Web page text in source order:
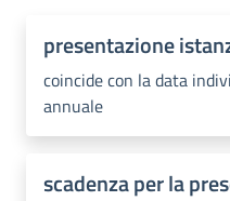
presentazione
coincide con la data
annuale
scadenza per la